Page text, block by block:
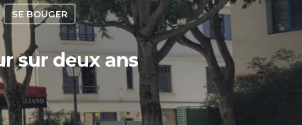
SE BOUGER
sur deux ans